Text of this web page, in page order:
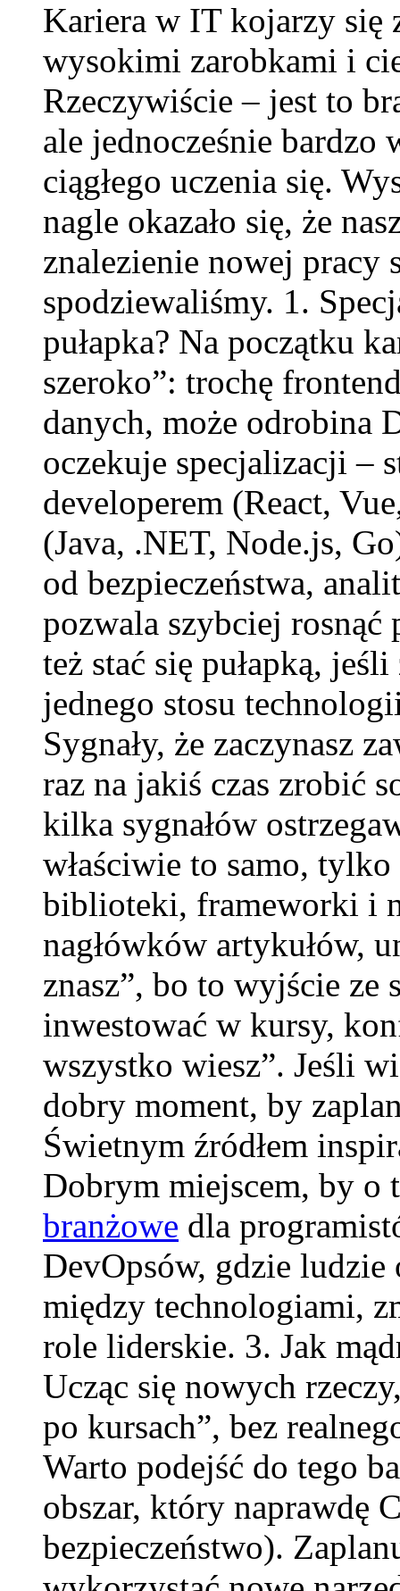
Kariera w IT kojarzy się
wysokimi zarobkami i
Rzeczywiście – jest to
ale jednocześnie bardzo
ciągłego uczenia się.
nagle okazało się, że
znalezienie nowej pracy
spodziewaliśmy. 1.
pułapka? Na początku
szeroko”: trochę
danych, może odrobina
oczekuje specjalizacji –
developerem (React,
(Java, .NET, Node.js,
od bezpieczeństwa,
pozwala szybciej rosnąć
też stać się pułapką,
jednego stosu
Sygnały, że zaczynasz
raz na jakiś czas zrobić
kilka sygnałów
właściwie to samo,
biblioteki, frameworki i
nagłówków artykułów,
znasz”, bo to wyjście ze
inwestować w kursy,
wszystko wiesz”. Jeśli
dobry moment, by
Świetnym źródłem
Dobrym miejscem, by o
branżowe dla
DevOpsów, gdzie ludzie
między technologiami,
role liderskie. 3. Jak
Ucząc się nowych
po kursach”, bez
Warto podejść do tego
obszar, który naprawdę
bezpieczeństwo).